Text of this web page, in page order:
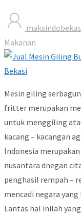
Makanan
Mesin giling
fritter merupakan
untuk menggiling
kacang – kacangan
Indonesia
nusantara dnegan
penghasil rempah –
mencadi negara
Lantas hal inilah